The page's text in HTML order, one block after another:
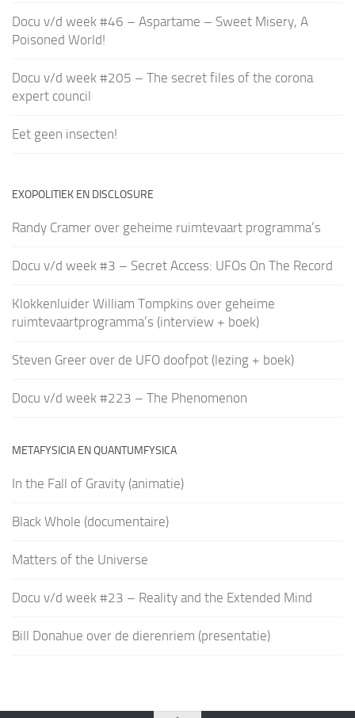
Docu v/d week #46 – Aspartame – Sweet Misery, A
Poisoned World!
Docu v/d week #205 – The secret files of the corona
expert council
Eet geen insecten!
EXOPOLITIEK EN DISCLOSURE
Randy Cramer over geheime ruimtevaart programma’s
Docu v/d week #3 – Secret Access: UFOs On The Record
Klokkenluider William Tompkins over geheime
ruimtevaartprogramma’s (interview + boek)
Steven Greer over de UFO doofpot (lezing + boek)
Docu v/d week #223 – The Phenomenon
METAFYSICIA EN QUANTUMFYSICA
In the Fall of Gravity (animatie)
Black Whole (documentaire)
Matters of the Universe
Docu v/d week #23 – Reality and the Extended Mind
Bill Donahue over de dierenriem (presentatie)